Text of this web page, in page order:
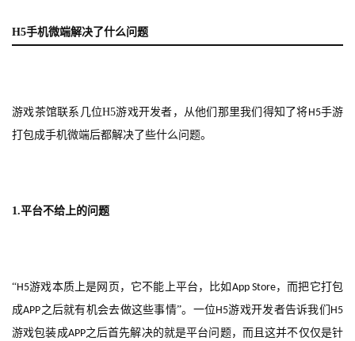
页
创
业
界
H5手机微端解决了什么问题
游戏茶馆联系几位H5游戏开发者，从他们那里我们得知了将H5手游
打包成手机微端后都解决了些什么问题。
1.平台不给上的问题
“H5游戏本质上是网页，它不能上平台，比如 App Store，而把它打包
成APP之后就有机会去做这些事情”。一位H5游戏开发者告诉我们 H5
游戏包装成APP之后首先解决的就是平台问题，而且这并不仅仅是针